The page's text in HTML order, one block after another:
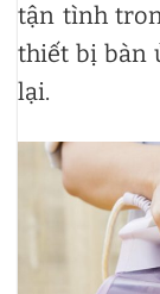
tận tình
thiết bị bàn
lại.